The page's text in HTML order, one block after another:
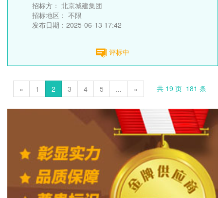
招标方： 北京城建集团
招标地区： 不限
发布日期：2025-06-13 17:42
评标中
« Previous
1 2 3 44 5 ... » 共 19 页 181 条